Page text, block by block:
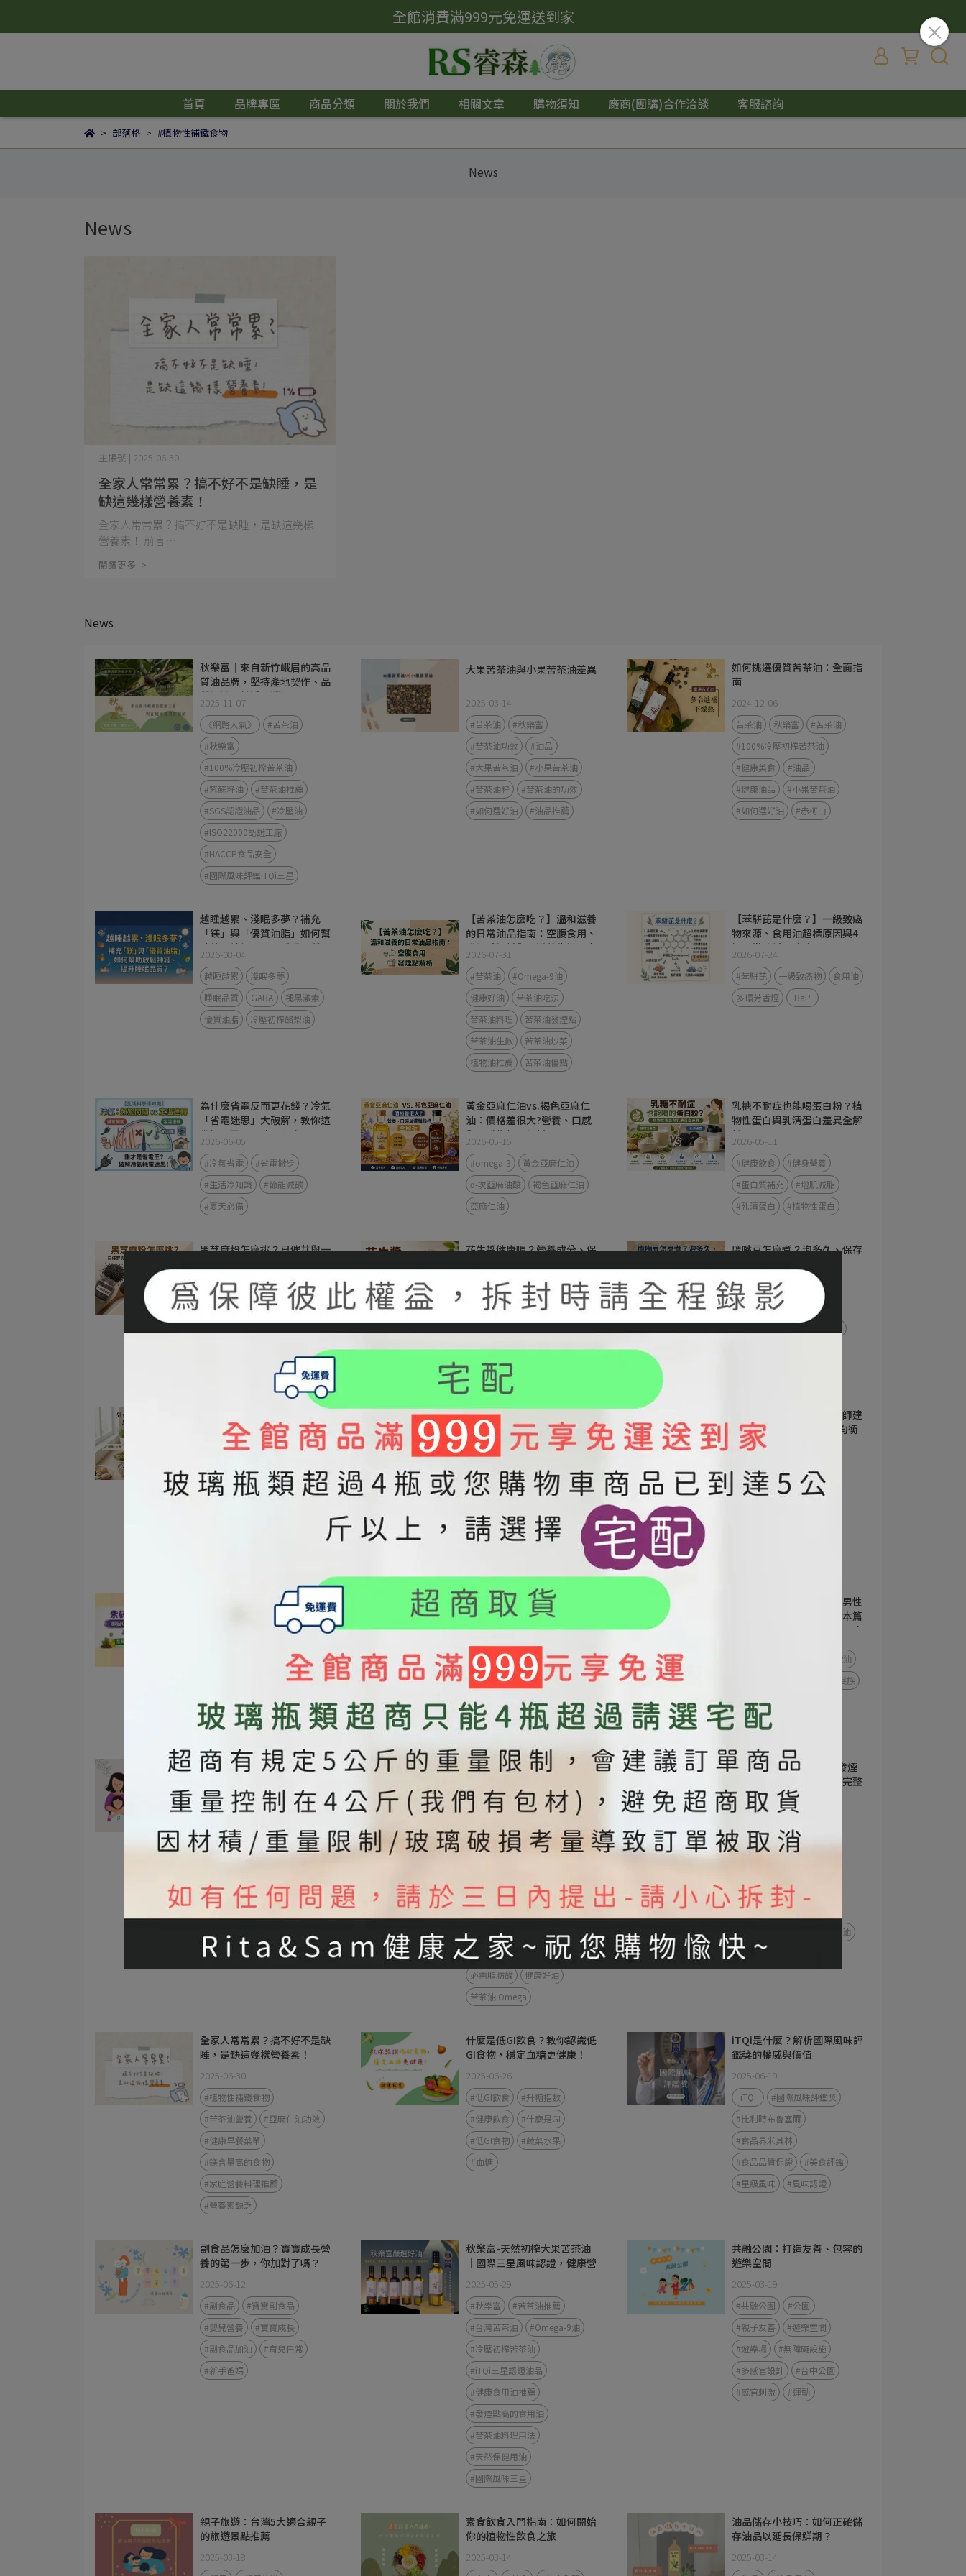
全館消費滿999元免運送到家
首頁 品牌專區 商品分類 關於我們 相關文章 購物須知 廠商(團購)合作洽談 客服諮詢
部落格 #植物性補鐵食物
News
News
全家人常常累？搞不好不是缺睡，是
缺這幾樣營養素！
主帳號 | 2025-06-30
全家人常常累？搞不好不是缺睡，是缺這幾樣
營養素！ 前言⋯
閱讀更多 ->
News
秋樂富｜來自新竹峨眉的高品
質油品牌，堅持產地契作、品
質認證、純淨可溯源
2025-11-07
《網路人氣》
#苦茶油
#秋樂富
#100%冷壓初榨苦茶油
#紫蘇籽油
#苦茶油推薦
#SGS認證油品
#冷壓油
#ISO22000認證工廠
#HACCP食品安全
#國際風味評鑑iTQi三星
大果苦茶油與小果苦茶油差異
2025-03-14
#苦茶油
#秋樂富
#苦茶油功效
#油品
#大果苦茶油
#小果苦茶油
#苦茶油籽
#苦茶油的功效
#如何選好油
#油品推薦
如何挑選優質苦茶油：全面指
南
2024-12-06
苦茶油 秋樂富
#苦茶油
#100%冷壓初榨苦茶油
#健康美食
#油品
#健康油品
#小果苦茶油
#如何選好油
#赤柯山
越睡越累、淺眠多夢？補充
「鎂」與「優質油脂」如何幫
助放鬆神經、提升睡眠品質？
2026-08-04
越睡越累
淺眠多夢
睡眠品質
GABA
褪黑激素
優質油脂
冷壓初榨酪梨油
【苦茶油怎麼吃？】溫和滋養
的日常油品指南：空腹食用、
發煙點解析與 3 道養生料理食
譜
2026-07-31
#苦茶油
#Omega-9油
健康好油
苦茶油吃法
苦茶油料理
苦茶油發煙點
苦茶油生飲
苦茶油炒菜
植物油推薦
苦茶油優點
【苯駢芘是什麼？】一級致癌
物來源、食用油超標原因與4
招日常防護全攻略
2026-07-24
#苯駢芘 一級致癌物
食用油
多環芳香烴
BaP
為什麼省電反而更花錢？冷氣
「省電迷思」大破解，教你這
幾招，夏天電費不心疼
2026-06-05
#冷氣省電
#省電撇步
#生活冷知識
#節能減碳
#夏天必備
黃金亞麻仁油vs.褐色亞麻仁
油：價格差很大?營養、口感
與選購指標全解析
2026-05-15
#omega-3
黃金亞麻仁油
α-次亞麻油酸
褐色亞麻仁油
亞麻仁油
乳糖不耐症也能喝蛋白粉？植
物性蛋白與乳清蛋白差異全解
析
2026-05-11
#健康飲食
#健身營養
#蛋白質補充
#增肌減脂
#乳清蛋白
#植物性蛋白
黑芝麻粉怎麼挑？已催芽與一
2026-05-08
#omega3
#黑芝麻粉
花生醬健康嗎？營養成分、保
2026-05-07
#健康飲食
#花生醬
#黃麴毒素
#堅果醬
鷹嘴豆怎麼煮？泡多久、保存
2026-05-06
#鷹嘴豆
鷹嘴豆怎麼煮
【外食族怎麼補充好油？最簡
單的3種方法】
2026-04-17
#苦茶油
#健康飲食
#橄欖油
#omega3
【每天一匙好油差在哪？紫蘇
籽油、苦茶油長期補充解析】
2026-04-16
#苦茶油
#紫蘇籽油
#健康飲食
#橄欖油
#日常保養
#好油推薦
#飲食習慣
#飲食觀念
小孩吃什麼油最好？營養師建
議這3種關鍵油脂，幫助均衡
補充！
2026-04-07
#苦茶油
#紫蘇籽油
#橄欖油
#小孩吃什麼油
紫蘇籽油 vs 魚油｜哪個
Omega-3 效果最好？一次搞
#魚油
#DHA
#日常保養
#風味油
#脂肪酸
選油不踩雷：多數人買油前最
在意的幾件事，一次幫你整理
清楚
#橄欖油
#選油不踩雷
#如何選油
#特級冷壓橄欖油
#油的品質
#料理用油
#安心用油
#油品知識
南瓜籽油適合誰？女性、男性
到銀髮族都能安心食用。本篇
解析南瓜籽油的營養價值、吃
#橄欖油
#銀髮族
#鋅
#養生油
哺乳媽媽月子餐怎麼吃？掌握
分攝取，就能幫助奶水分泌。
2025-09-11
月子餐怎麼選
月子餐食材推薦
健康月子餐料理
月子餐用油
麻油
日常保健必備：Omega-3、
與食物來源
2025-09-05
Omega-6
Omega-9
Omega 食物來源
Omega-3 含量食物
Omega-6 含量食物
Omega-9 含量食物
必需脂肪酸
健康好油
苦茶油 Omega
苦茶油 vs 橄欖油差異｜發煙
點、營養價值、料理方式完整
解析
2025-09-04
苦茶油 vs 橄欖油
苦茶油功效
橄欖油功效
苦茶油營養價值
橄欖油營養價值
東方橄欖油
全家人常常累？搞不好不是缺
睡，是缺這幾樣營養素！
2025-06-30
#植物性補鐵食物
#苦茶油營養
#亞麻仁油功效
#健康早餐菜單
#鎂含量高的食物
#家庭營養料理推薦
#營養素缺乏
什麼是低GI飲食？教你認識低
GI食物，穩定血糖更健康！
2025-06-26
#低GI飲食
#升糖指數
#健康飲食
#什麼是GI
#低GI食物
#蔬菜水果
#血糖
iTQi是什麼？解析國際風味評
鑑獎的權威與價值
2025-06-19
iTQi
#國際風味評鑑獎
#比利時布魯塞爾
#食品界米其林
#食品品質保證
#美食評鑑
#星級風味
#風味認證
副食品怎麼加油？寶寶成長營
養的第一步，你加對了嗎？
2025-06-12
#副食品
#寶寶副食品
#嬰兒營養
#寶寶成長
#副食品加油
#育兒日常
#新手爸媽
秋樂富-天然初榨大果苦茶油
｜國際三星風味認證，健康營
養的苦茶油首選
2025-05-29
#秋樂富
#苦茶油推薦
#台灣苦茶油
#Omega-9油
#冷壓初榨苦茶油
#iTQi三星認證油品
#健康食用油推薦
#發煙點高的食用油
#苦茶油料理用法
#天然保健用油
#國際風味三星
共融公園：打造友善、包容的
遊樂空間
2025-03-19
#共融公園
#公園
#親子友善
#遊樂空間
#遊樂場
#無障礙設施
#多感官設計
#台中公園
#感官刺激
#運動
親子旅遊：台灣5大適合親子
的旅遊景點推薦
2025-03-18
素食飲食入門指南：如何開始
你的植物性飲食之旅
2025-03-14
油品儲存小技巧：如何正確儲
存油品以延長保鮮期？
2025-03-14